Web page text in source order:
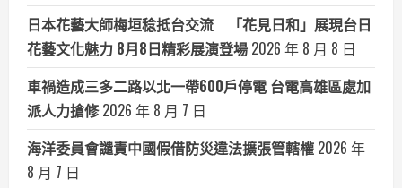
日本花藝大師梅垣稔抵台交流 「花見日和」展現台日
花藝文化魅力 8月8日精彩展演登場 2026 年 8 月 8 日
車禍造成三多二路以北一帶600戶停電 台電高雄區處加
派人力搶修 2026 年 8 月 7 日
海洋委員會譴責中國假借防災違法擴張管轄權 2026 年
8 月 7 日